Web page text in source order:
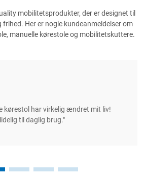
mobilitetsprodukter, der er designet til
Her er nogle kundeanmeldelser om
manuelle kørestole og mobilitetskuttere.
kørestol har virkelig ændret mit liv!
til daglig brug."